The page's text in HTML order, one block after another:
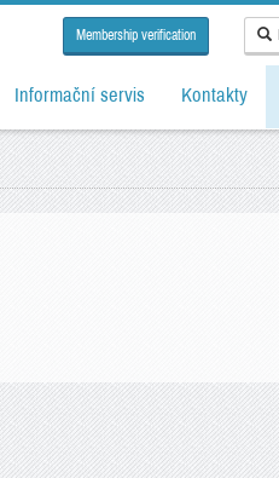
Membership verification
Informační servis Kontakty